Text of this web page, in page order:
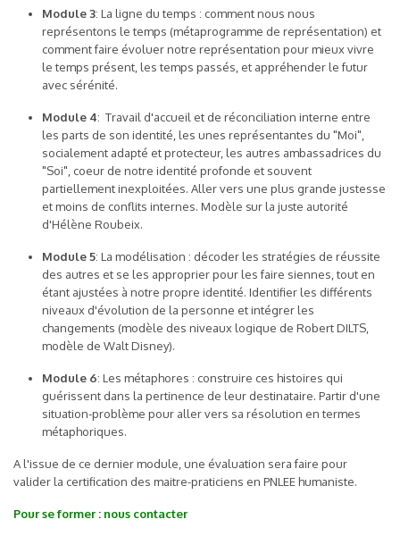
Module 3: La ligne du temps : comment nous nous
représentons le temps (métaprogramme de représentation) et
comment faire évoluer notre représentation pour mieux vivre
le temps présent, les temps passés, et appréhender le futur
avec sérénité.
Module 4: Travail d'accueil et de réconciliation interne entre
les parts de son identité, les unes représentantes du "Moi",
socialement adapté et protecteur, les autres ambassadrices du
"Soi", coeur de notre identité profonde et souvent
partiellement inexploitées. Aller vers une plus grande justesse
et moins de conflits internes. Modèle sur la juste autorité
d'Hélène Roubeix.
Module 5: La modélisation : décoder les stratégies de réussite
des autres et se les approprier pour les faire siennes, tout en
étant ajustées à notre propre identité. Identifier les différents
niveaux d'évolution de la personne et intégrer les
changements (modèle des niveaux logique de Robert DILTS,
modèle de Walt Disney).
Module 6: Les métaphores : construire ces histoires qui
guérissent dans la pertinence de leur destinataire. Partir d'une
situation-problème pour aller vers sa résolution en termes
métaphoriques.
A l'issue de ce dernier module, une évaluation sera faire pour
valider la certification des maitre-praticiens en PNLEE humaniste.
Pour se former : nous contacter